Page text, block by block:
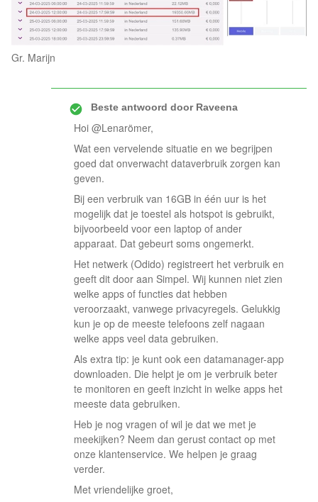
Gr. Marijn
Beste antwoord doorRaveena
Hoi @Lenarömer,
Wat een vervelende situatie en we begrijpen
goed dat onverwacht dataverbruik zorgen kan
geven.
Bij een verbruik van 16GB in één uur is het
mogelijk dat je toestel als hotspot is gebruikt,
bijvoorbeeld voor een laptop of ander
apparaat. Dat gebeurt soms ongemerkt.
Het netwerk (Odido) registreert het verbruik en
geeft dit door aan Simpel. Wij kunnen niet zien
welke apps of functies dat hebben
veroorzaakt, vanwege privacyregels. Gelukkig
kun je op de meeste telefoons zelf nagaan
welke apps veel data gebruiken.
Als extra tip: je kunt ook een datamanager-app
downloaden. Die helpt je om je verbruik beter
te monitoren en geeft inzicht in welke apps het
meeste data gebruiken.
Heb je nog vragen of wil je dat we met je
meekijken? Neem dan gerust contact op met
onze klantenservice. We helpen je graag
verder.
Met vriendelijke groet,